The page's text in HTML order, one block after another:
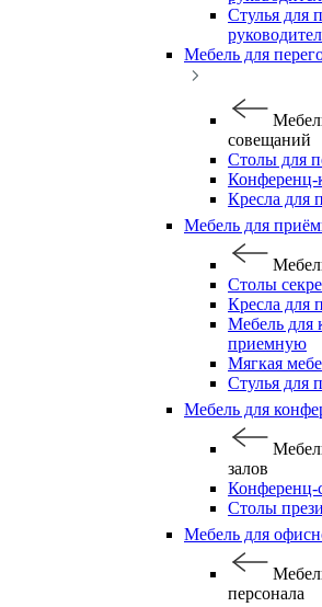
Стулья для
Мебель для
совещаний
Столы для
Конференц-
Кресла для
Мебель для
Столы
Кресла для
Мебель для
приемную
Мягкая
Стулья для
Мебель для
залов
Конференц-
Столы
Мебель для
персонала